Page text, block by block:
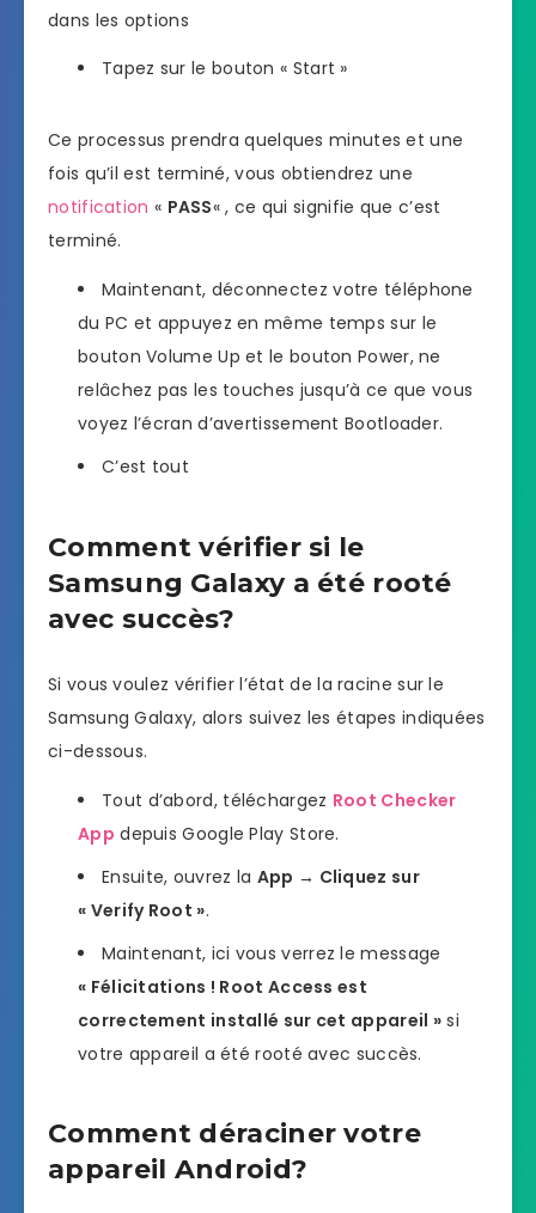
dans les options
Tapez sur le bouton « Start »
Ce processus prendra quelques minutes et une
fois qu’il est terminé, vous obtiendrez une
notification « PASS« , ce qui signifie que c’est
terminé.
Maintenant, déconnectez votre téléphone
du PC et appuyez en même temps sur le
bouton Volume Up et le bouton Power, ne
relâchez pas les touches jusqu’à ce que vous
voyez l’écran d’avertissement Bootloader.
C’est tout
Comment vérifier si le
Samsung Galaxy a été rooté
avec succès?
Si vous voulez vérifier l’état de la racine sur le
Samsung Galaxy, alors suivez les étapes indiquées
ci-dessous.
Tout d’abord, téléchargez Root Checker
App depuis Google Play Store.
Ensuite, ouvrez la App → Cliquez sur
« Verify Root ».
Maintenant, ici vous verrez le message
« Félicitations ! Root Access est
correctement installé sur cet appareil » si
votre appareil a été rooté avec succès.
Comment déraciner votre
appareil Android?